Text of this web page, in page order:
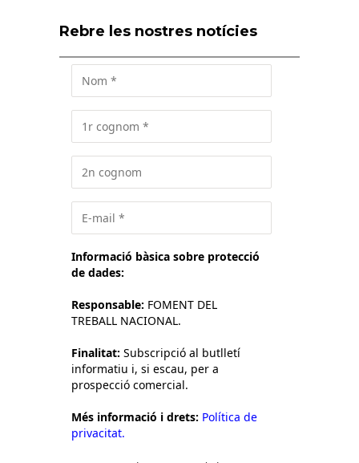
Rebre les nostres notícies
Informació bàsica sobre protecció
de dades:
Responsable: FOMENT DEL
TREBALL NACIONAL.
Finalitat: Subscripció al butlletí
informatiu i, si escau, per a
prospecció comercial.
Més informació i drets: Política de
privacitat.